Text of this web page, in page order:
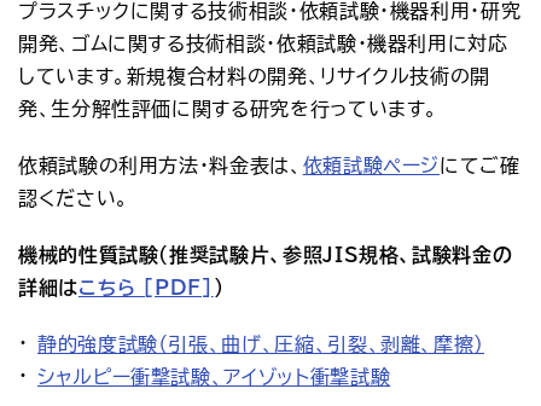
アクセス お問い合わせ
プレスリリース English
プラスチックに関する技術相談・依頼試験・機器利用・研究
開発、ゴムに関する技術相談・依頼試験・機器利用に対応
しています。新規複合材料の開発、リサイクル技術の開
発、生分解性評価に関する研究を行っています。
依頼試験の利用方法・料金表は、 依頼試験ページにてご確
認ください。
機械的性質試験（推奨試験片、参照JIS規格、試験料金の
詳細はこちら [PDF] ）
静的強度試験（引張、曲げ、圧縮、引裂、剥離、摩擦）
シャルピー衝撃試験、アイゾット衝撃試験